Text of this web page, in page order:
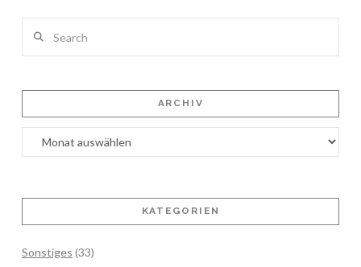
ARCHIV
Archiv
KATEGORIEN
Sonstiges (33)